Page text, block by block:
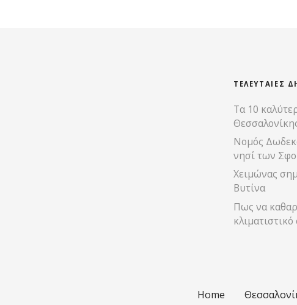
ΤΕΛΕΥΤΑΊΕΣ
Τα 10
Νομός
νησί των
Χειμώνας
Βυτίνα
Πως να
κλιματιστικό
Home